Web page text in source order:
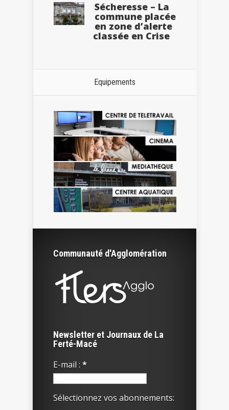
Sécheresse – La
commune placée
en zone d’alerte
classée en Crise
Equipements
Communauté d'Agglomération
Newsletter et Journaux de La
Ferté-Macé
E-mail : *
Sélectionnez vos abonnements: